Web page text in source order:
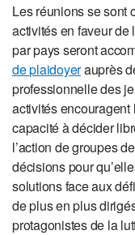
Les réunions se sont
activités en faveur de
par pays seront
de plaidoyerauprès
professionnelle des
activités
capacité à décider
l’action de groupes
décisions pour
solutions face aux
de plus en plus
protagonistes de la